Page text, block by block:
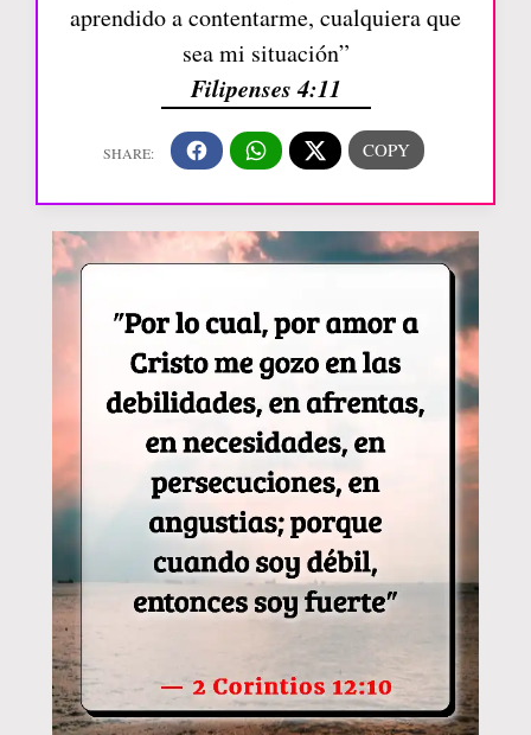
aprendido a contentarme, cualquiera que
sea mi situación”
Filipenses 4:11